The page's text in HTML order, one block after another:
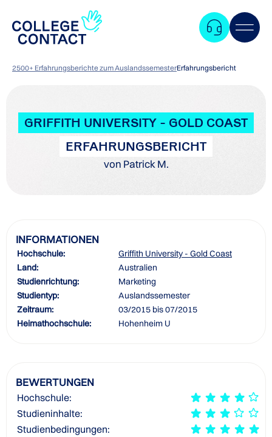
2500+ Erfahrungsberichte zum AuslandssemesterErfahrungsbericht
GRIFFITH UNIVERSITY - GOLD COAST
ERFAHRUNGSBERICHT
von Patrick M.
INFORMATIONEN
Hochschule:
Griffith University - Gold Coast
Land:
Australien
Studienrichtung:
Marketing
Studientyp:
Auslandssemester
Zeitraum:
03/2015 bis 07/2015
Heimathochschule:
Hohenheim U
BEWERTUNGEN
Hochschule:
Studieninhalte:
Studienbedingungen: